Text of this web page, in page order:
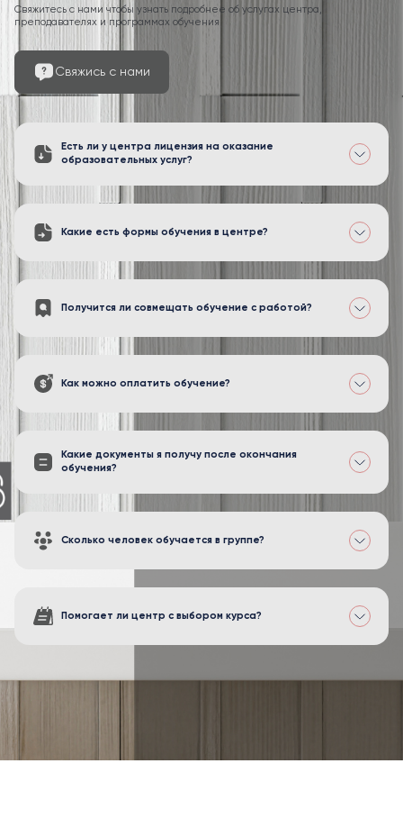
Свяжитесь с нами чтобы узнать подробнее об услугах центра,
преподавателях и программах обучения
Свяжись с нами
Есть ли у центра лицензия на оказание
образовательных услуг?
Какие есть формы обучения в центре?
Получится ли совмещать обучение с работой?
Как можно оплатить обучение?
Какие документы я получу после окончания
обучения?
Сколько человек обучается в группе?
Помогает ли центр с выбором курса?